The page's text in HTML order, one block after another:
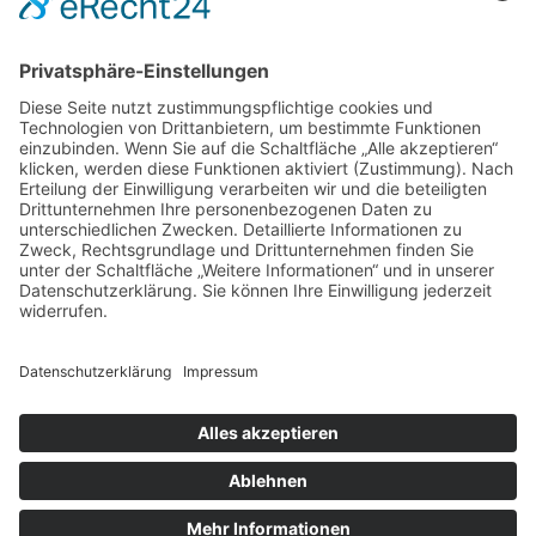
Das ist Vije
Support
KI-Schulung
.combüse
Kontakt
AGB
Impressum
Datenschutz
© 2025 Vije Computerservice GmbH, Alle Rechte vorbehalten |
Made with ♡Digitalagentur Hälker